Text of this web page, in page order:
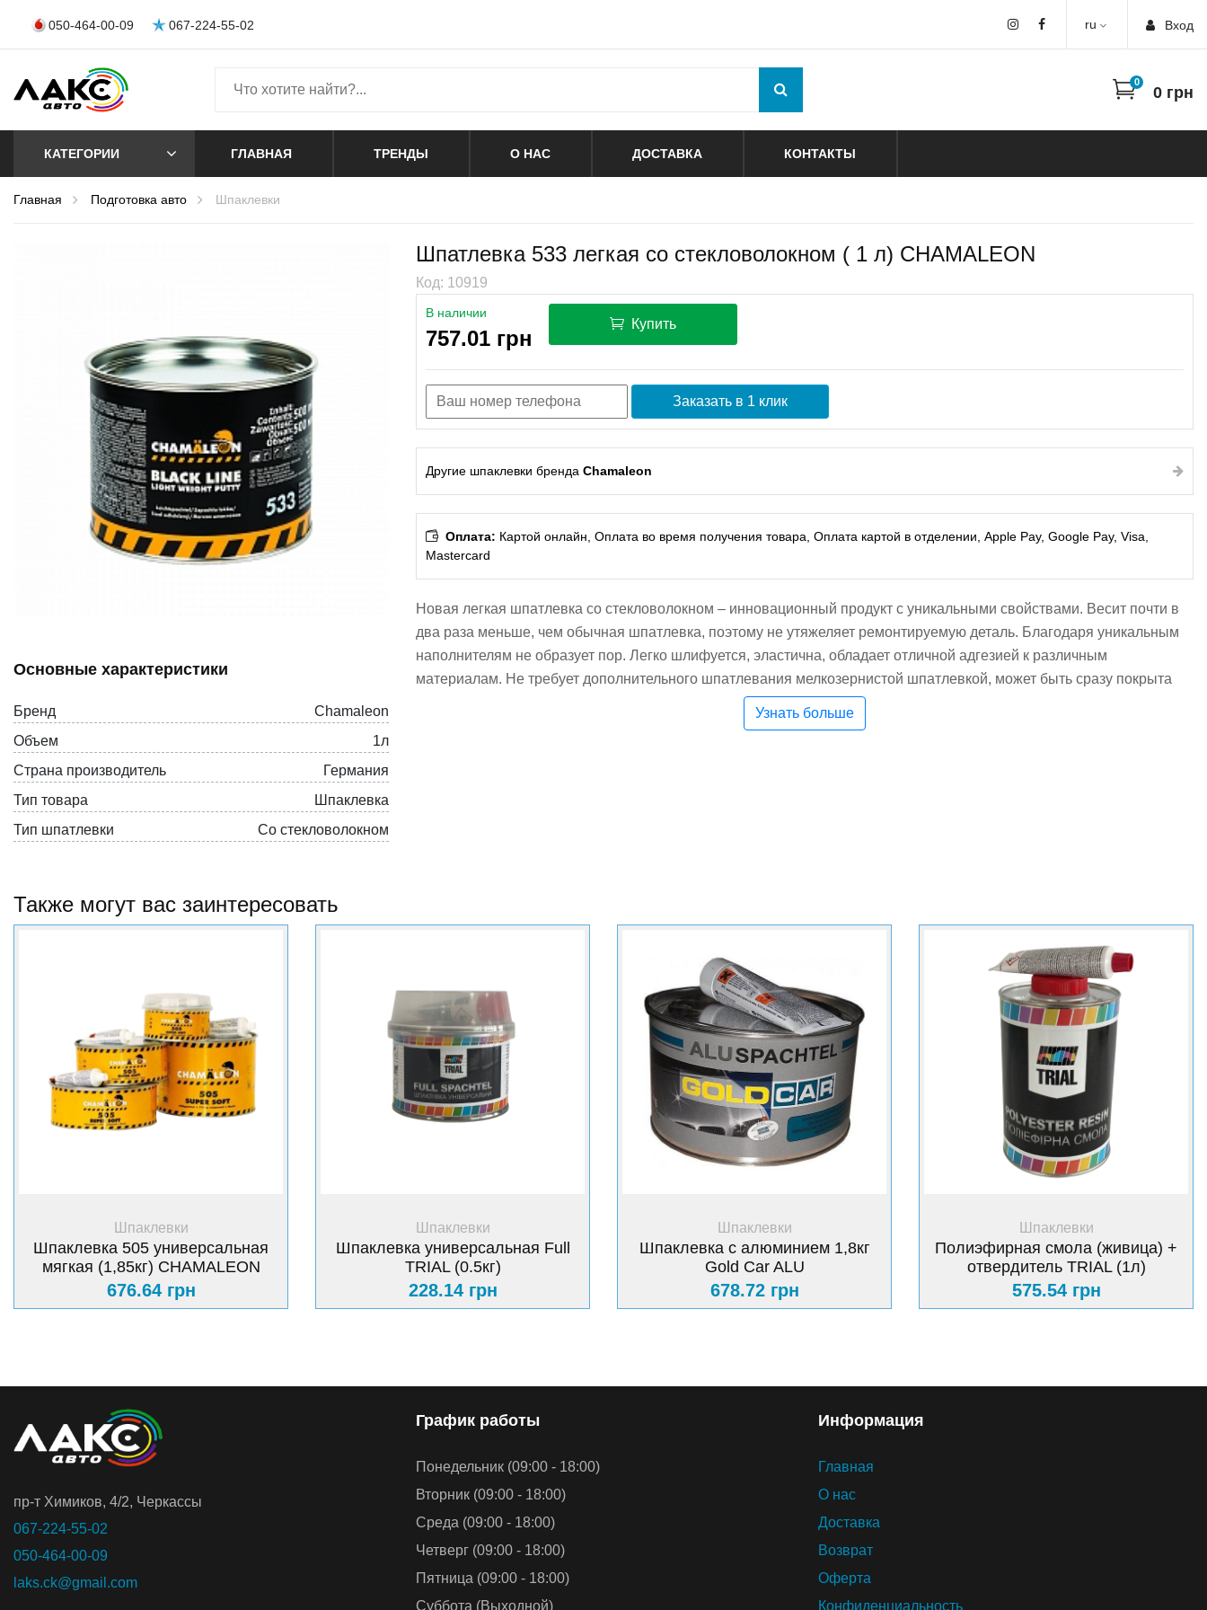
067-224-55-02
050-464-00-09 Вход
ru
0
0 грн
КАТЕГОРИИ ГЛАВНАЯ ТРЕНДЫ О НАС ДОСТАВКА КОНТАКТЫ
Главная Подготовка авто Шпаклевки
Основные характеристики
Бренд
Chamaleon
Объем
1л
Страна производитель
Германия
Тип товара
Шпаклевка
Тип шпатлевки
Со стекловолокном
Шпатлевка 533 легкая со стекловолокном ( 1 л) CHAMALEON
Код: 10919
В наличии
757.01 грн
Купить
Заказать в 1 клик
Другие шпаклевки бренда Chamaleon
Оплата: Картой онлайн, Оплата во время получения товара, Оплата картой в отделении, Apple Pay, Google Pay, Visa,
Mastercard
Новая легкая шпатлевка со стекловолокном – инновационный продукт с уникальными свойствами. Весит почти в
два раза меньше, чем обычная шпатлевка, поэтому не утяжеляет ремонтируемую деталь. Благодаря уникальным
наполнителям не образует пор. Легко шлифуется, эластична, обладает отличной адгезией к различным
материалам. Не требует дополнительного шпатлевания мелкозернистой шпатлевкой, может быть сразу покрыта
грунтом.Преимущества: высокая эластичность, экономит время, легко наносится и быстро сохнет, можно
шлифовать уже через 20 минут хорошая устойчивость даже на вертикальных поверхностях, превосходные
Узнать больше
Также могут вас заинтересовать
Шпаклевки
Шпаклевка 505 универсальная
мягкая (1,85кг) CHAMALEON
676.64 грн
Шпаклевки
Шпаклевка универсальная Full
TRIAL (0.5кг)
228.14 грн
Шпаклевки
Шпаклевка с алюминием 1,8кг
Gold Car ALU
678.72 грн
Шпаклевки
Полиэфирная смола (живица) +
отвердитель TRIAL (1л)
575.54 грн
пр-т Химиков, 4/2, Черкассы
067-224-55-02
050-464-00-09
laks.ck@gmail.com
График работы
Понедельник (09:00 - 18:00)
Вторник (09:00 - 18:00)
Среда (09:00 - 18:00)
Четверг (09:00 - 18:00)
Пятница (09:00 - 18:00)
Суббота (Выходной)
Информация
Главная
О нас
Доставка
Возврат
Оферта
Конфиденциальность